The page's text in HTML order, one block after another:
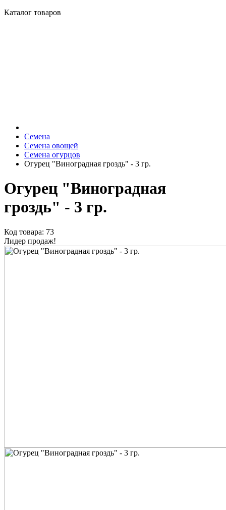
Каталог товаров
Семена
Семена овощей
Семена огурцов
Огурец "Виноградная гроздь" - 3 гр.
Огурец "Виноградная
гроздь" - 3 гр.
Код товара: 73
Лидер продаж!